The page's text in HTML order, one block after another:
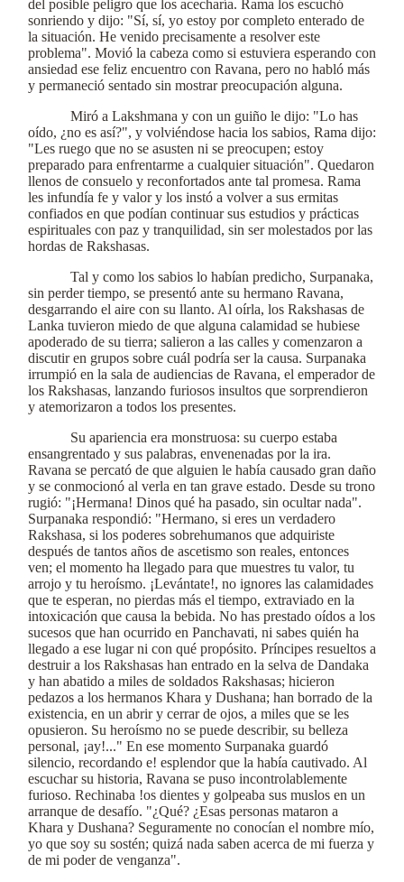
del posible peligro que los acecharía. Rama los escuchó
sonriendo y dijo: "Sí, sí, yo estoy por completo enterado de
la situación. He venido precisamente a resolver este
problema". Movió la cabeza como si estuviera esperando con
ansiedad ese feliz encuentro con Ravana, pero no habló más
y permaneció sentado sin mostrar preocupación alguna.
Miró a Lakshmana y con un guiño le dijo: "Lo has
oído, ¿no es así?", y volviéndose hacia los sabios, Rama dijo:
"Les ruego que no se asusten ni se preocupen; estoy
preparado para enfrentarme a cualquier situación". Quedaron
llenos de consuelo y reconfortados ante tal promesa. Rama
les infundía fe y valor y los instó a volver a sus ermitas
confiados en que podían continuar sus estudios y prácticas
espirituales con paz y tranquilidad, sin ser molestados por las
hordas de Rakshasas.
Tal y como los sabios lo habían predicho, Surpanaka,
sin perder tiempo, se presentó ante su hermano Ravana,
desgarrando el aire con su llanto. Al oírla, los Rakshasas de
Lanka tuvieron miedo de que alguna calamidad se hubiese
apoderado de su tierra; salieron a las calles y comenzaron a
discutir en grupos sobre cuál podría ser la causa. Surpanaka
irrumpió en la sala de audiencias de Ravana, el emperador de
los Rakshasas, lanzando furiosos insultos que sorprendieron
y atemorizaron a todos los presentes.
Su apariencia era monstruosa: su cuerpo estaba
ensangrentado y sus palabras, envenenadas por la ira.
Ravana se percató de que alguien le había causado gran daño
y se conmocionó al verla en tan grave estado. Desde su trono
rugió: "¡Hermana! Dinos qué ha pasado, sin ocultar nada".
Surpanaka respondió: "Hermano, si eres un verdadero
Rakshasa, si los poderes sobrehumanos que adquiriste
después de tantos años de ascetismo son reales, entonces
ven; el momento ha llegado para que muestres tu valor, tu
arrojo y tu heroísmo. ¡Levántate!, no ignores las calamidades
que te esperan, no pierdas más el tiempo, extraviado en la
intoxicación que causa la bebida. No has prestado oídos a los
sucesos que han ocurrido en Panchavati, ni sabes quién ha
llegado a ese lugar ni con qué propósito. Príncipes resueltos a
destruir a los Rakshasas han entrado en la selva de Dandaka
y han abatido a miles de soldados Rakshasas; hicieron
pedazos a los hermanos Khara y Dushana; han borrado de la
existencia, en un abrir y cerrar de ojos, a miles que se les
opusieron. Su heroísmo no se puede describir, su belleza
personal, ¡ay!..." En ese momento Surpanaka guardó
silencio, recordando e! esplendor que la había cautivado. Al
escuchar su historia, Ravana se puso incontrolablemente
furioso. Rechinaba !os dientes y golpeaba sus muslos en un
arranque de desafío. "¿Qué? ¿Esas personas mataron a
Khara y Dushana? Seguramente no conocían el nombre mío,
yo que soy su sostén; quizá nada saben acerca de mi fuerza y
de mi poder de venganza".